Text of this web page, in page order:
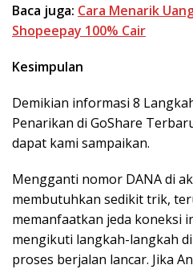
Baca juga: Cara Menarik
Shopeepay 100% Cair
Kesimpulan
Demikian informasi 8
Penarikan di GoShare
dapat kami sampaikan.
Mengganti nomor DANA di
membutuhkan sedikit trik,
memanfaatkan jeda koneksi
mengikuti langkah-langkah
proses berjalan lancar. Jika